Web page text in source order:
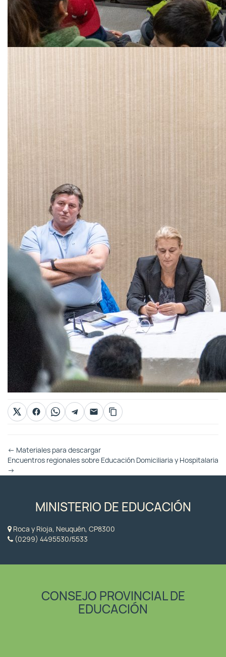
Otras
Entradas
← Materiales para descargar
Encuentros regionales sobre Educación Domiciliaria y Hospitalaria
→
MINISTERIO DE EDUCACIÓN
Roca y Rioja, Neuquén, CP8300
(0299) 4495530/5533
CONSEJO PROVINCIAL DE
EDUCACIÓN